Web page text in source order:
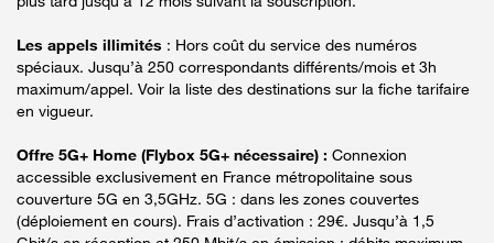
Les appels illimités : Hors coût du service des numéros
spéciaux. Jusqu’à 250 correspondants différents/mois et 3h
maximum/appel. Voir la liste des destinations sur la fiche tarifaire
en vigueur.
Offre 5G+ Home (Flybox 5G+ nécessaire) : Connexion
accessible exclusivement en France métropolitaine sous
couverture 5G en 3,5GHz. 5G : dans les zones couvertes
(déploiement en cours). Frais d’activation : 29€. Jusqu’à 1,5